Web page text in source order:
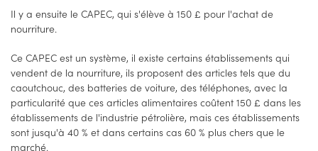
Il y a ensuite le CAPEC, qui s'élève à 150 £ pour l'achat de
nourriture.
Ce CAPEC est un système, il existe certains établissements qui
vendent de la nourriture, ils proposent des articles tels que du
caoutchouc, des batteries de voiture, des téléphones, avec la
particularité que ces articles alimentaires coûtent 150 £ dans les
établissements de l'industrie pétrolière, mais ces établissements
sont jusqu'à 40 % et dans certains cas 60 % plus chers que le
marché.